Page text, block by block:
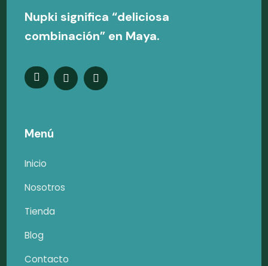
Nupki significa “deliciosa
combinación” en Maya.
Menú
Inicio
Nosotros
Tienda
Blog
Contacto